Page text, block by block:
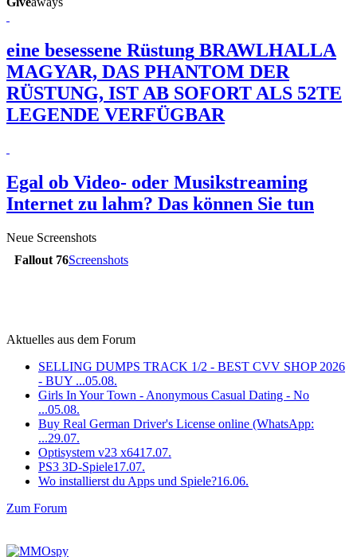
eine besessene Rüstung BRAWLHALLA
MAGYAR, DAS PHANTOM DER
RÜSTUNG, IST AB SOFORT ALS 52TE
LEGENDE VERFÜGBAR
Egal ob Video- oder Musikstreaming
Internet zu lahm? Das können Sie tun
Neue Screenshots
Fallout 76Screenshots
Aktuelles aus dem Forum
SELLING DUMPS TRACK 1/2 - BEST CVV SHOP 2026
- BUY ...05.08.
Girls In Your Town - Anonymous Casual Dating - No
...05.08.
Buy Real German Driver's License online (WhatsApp:
...29.07.
Optisystem v23 x6417.07.
PS3 3D-Spiele17.07.
Wo installierst du Apps und Spiele?16.06.
Zum Forum